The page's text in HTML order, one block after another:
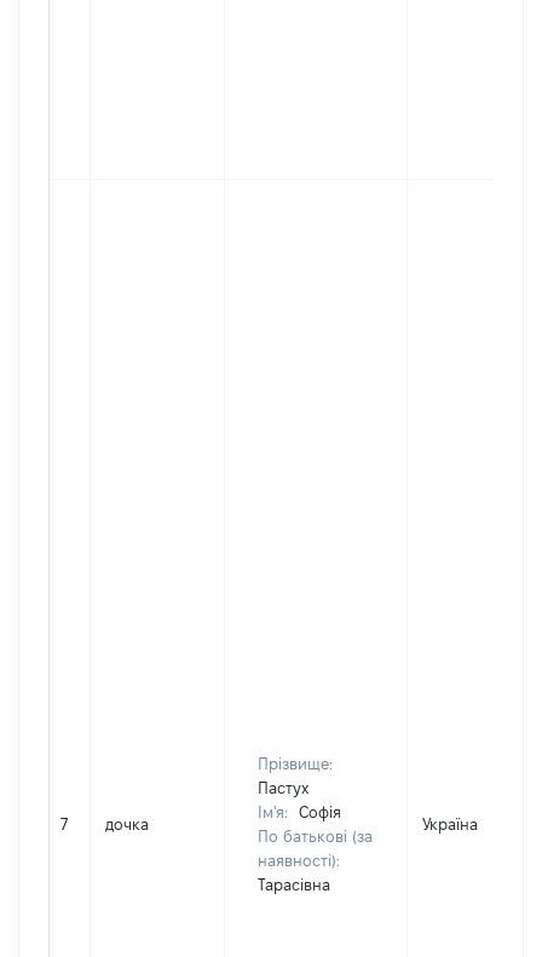
7 дочка
Прізвище:
Пастух
Ім'я:
Софія
По батькові (за
наявності):
Тарасівна
Україна